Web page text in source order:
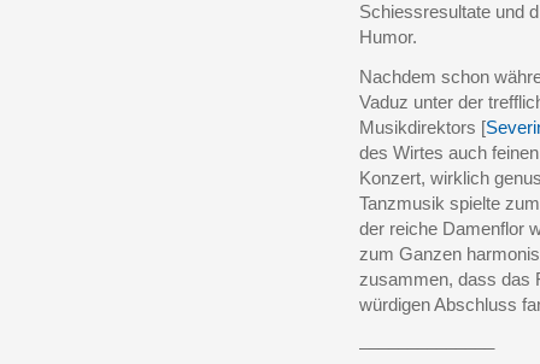
Schiessresultate und
Humor.
Nachdem schon
Vaduz unter der
Musikdirektors [
des Wirtes auch
Konzert, wirklich
Tanzmusik spielte
der reiche Damenflor
zum Ganzen
zusammen, dass das
würdigen Abschluss